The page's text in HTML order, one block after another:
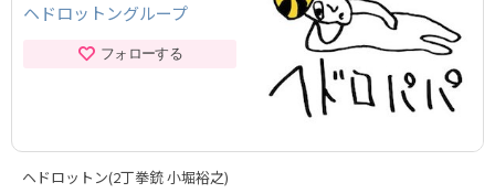
ヘドロットングループ
フォローする
ヘドロットン(2丁拳銃 小堀裕之)